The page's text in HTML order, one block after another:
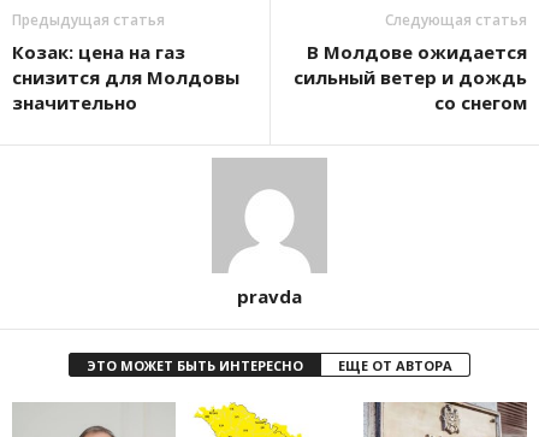
Предыдущая статья
Козак: цена на газ
снизится для Молдовы
значительно
Следующая статья
В Молдове ожидается
сильный ветер и дождь
со снегом
pravda
ЭТО МОЖЕТ БЫТЬ ИНТЕРЕСНО ЕЩЕ ОТ АВТОРА